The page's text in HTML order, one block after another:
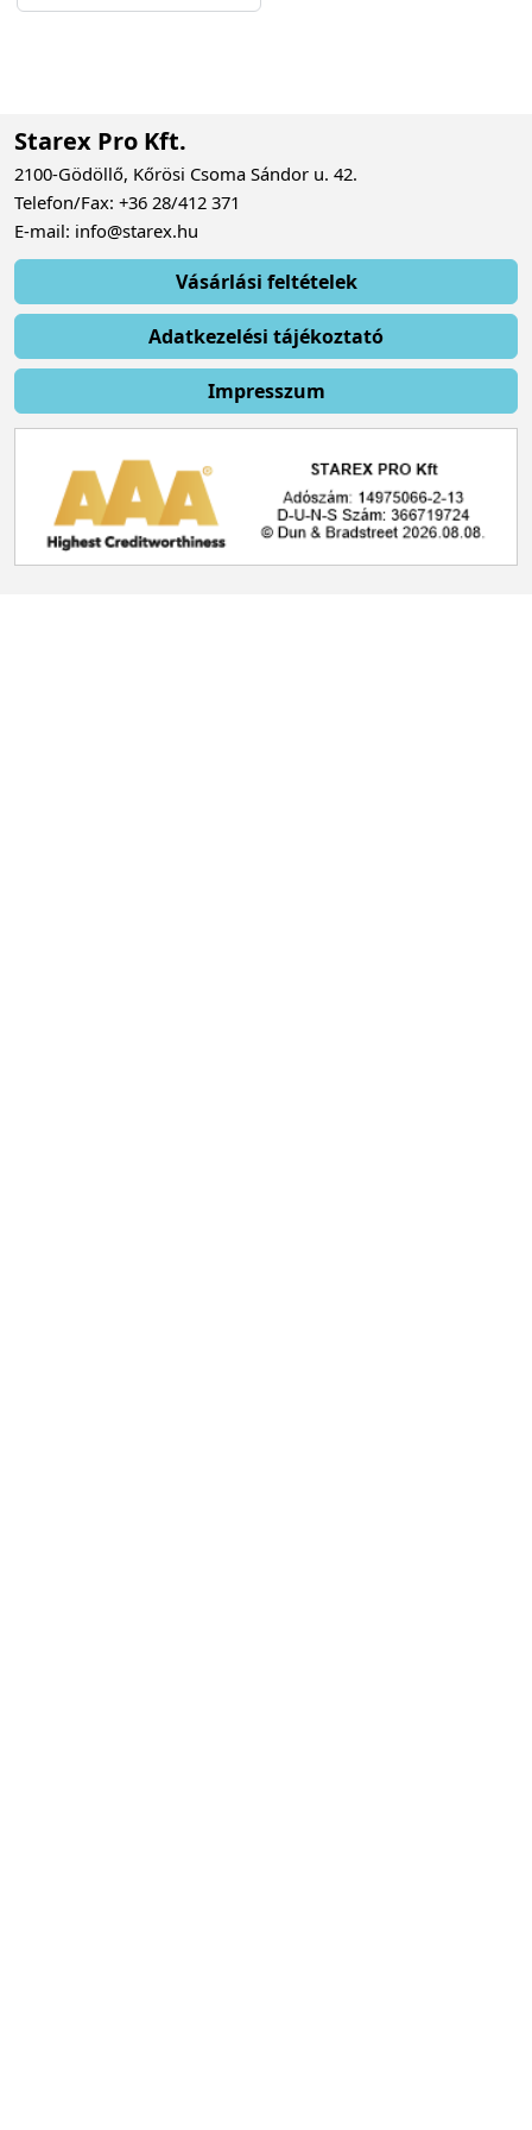
Starex Pro Kft.
2100-Gödöllő, Kőrösi Csoma Sándor u. 42.
Telefon/Fax: +36 28/412 371
E-mail: info@starex.hu
Vásárlási feltételek
Adatkezelési tájékoztató
Impresszum